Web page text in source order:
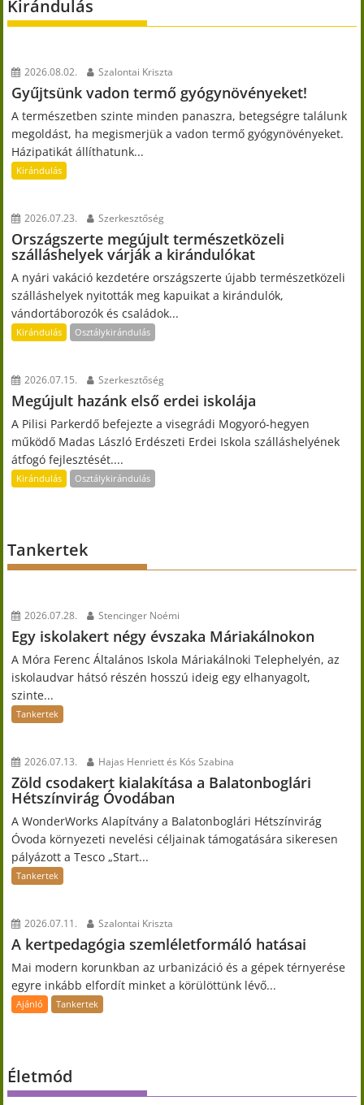
Kirándulás
2026.08.02. Szalontai Kriszta
Gyűjtsünk vadon termő gyógynövényeket!
A természetben szinte minden panaszra, betegségre találunk
megoldást, ha megismerjük a vadon termő gyógynövényeket.
Házipatikát állíthatunk...
Kirándulás
2026.07.23. Szerkesztőség
Országszerte megújult természetközeli
szálláshelyek várják a kirándulókat
A nyári vakáció kezdetére országszerte újabb természetközeli
szálláshelyek nyitották meg kapuikat a kirándulók,
vándortáborozók és családok...
Kirándulás Osztálykirándulás
2026.07.15. Szerkesztőség
Megújult hazánk első erdei iskolája
A Pilisi Parkerdő befejezte a visegrádi Mogyoró-hegyen
működő Madas László Erdészeti Erdei Iskola szálláshelyének
átfogó fejlesztését....
Kirándulás Osztálykirándulás
Tankertek
2026.07.28. Stencinger Noémi
Egy iskolakert négy évszaka Máriakálnokon
A Móra Ferenc Általános Iskola Máriakálnoki Telephelyén, az
iskolaudvar hátsó részén hosszú ideig egy elhanyagolt,
szinte...
Tankertek
2026.07.13. Hajas Henriett és Kós Szabina
Zöld csodakert kialakítása a Balatonboglári
Hétszínvirág Óvodában
A WonderWorks Alapítvány a Balatonboglári Hétszínvirág
Óvoda környezeti nevelési céljainak támogatására sikeresen
pályázott a Tesco „Start...
Tankertek
2026.07.11. Szalontai Kriszta
A kertpedagógia szemléletformáló hatásai
Mai modern korunkban az urbanizáció és a gépek térnyerése
egyre inkább elfordít minket a körülöttünk lévő...
Ajánló Tankertek
Életmód